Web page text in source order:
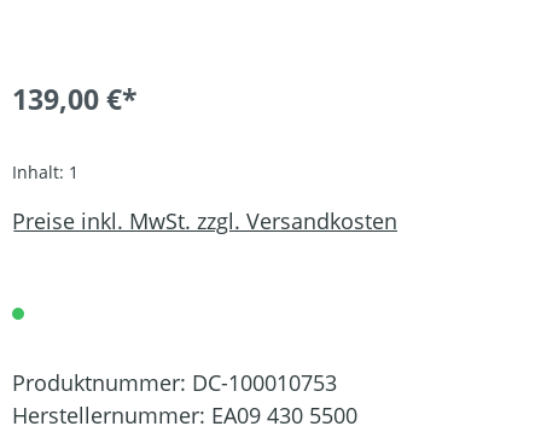
139,00 €*
Inhalt: 1
Preise inkl. MwSt. zzgl. Versandkosten
Produktnummer: DC-100010753
Herstellernummer: EA09 430 5500